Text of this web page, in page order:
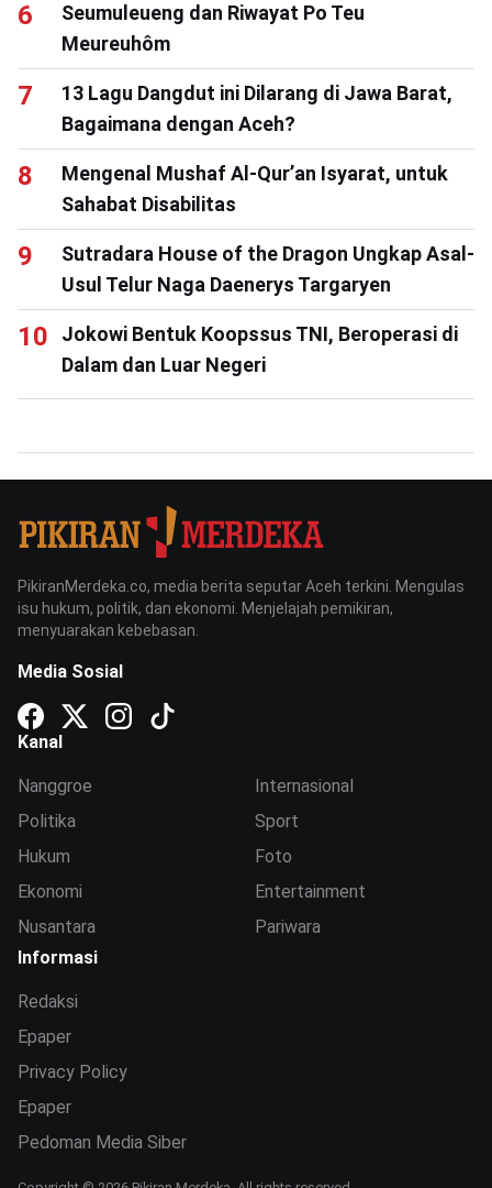
Seumuleueng dan Riwayat Po Teu
Meureuhôm
13 Lagu Dangdut ini Dilarang di Jawa Barat,
Bagaimana dengan Aceh?
Mengenal Mushaf Al-Qur’an Isyarat, untuk
Sahabat Disabilitas
Sutradara House of the Dragon Ungkap Asal-
Usul Telur Naga Daenerys Targaryen
Jokowi Bentuk Koopssus TNI, Beroperasi di
Dalam dan Luar Negeri
PikiranMerdeka.co, media berita seputar Aceh terkini. Mengulas
isu hukum, politik, dan ekonomi. Menjelajah pemikiran,
menyuarakan kebebasan.
Media Sosial
Kanal
Nanggroe
Politika
Hukum
Ekonomi
Nusantara
Internasional
Sport
Foto
Entertainment
Pariwara
Informasi
Redaksi
Epaper
Privacy Policy
Epaper
Pedoman Media Siber